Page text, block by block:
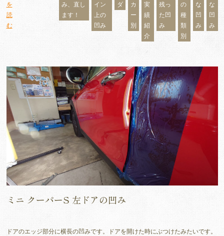
を
読
む
み、直し
ます！
イン
上の
凹み
ダ
カ
ー
別
実
績
紹
介
残っ
た凹
み
の
種
類
別
な
凹
み
な
凹
み
ミニ クーパーS 左ドアの凹み
ドアのエッジ部分に横長の凹みです。ドアを開けた時にぶつけたみたいです。